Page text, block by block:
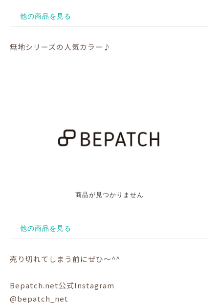
無地シリーズの人気カラー♪
売り切れてしまう前にぜひ～^^
Bepatch.net公式Instagram
@bepatch_net